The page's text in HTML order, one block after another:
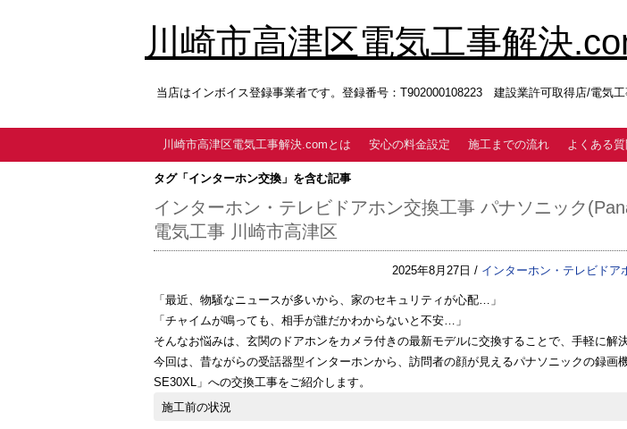
川崎市高津区電気工事解決
当店はインボイス登録事業者です。登録番号：T902000108223 建設業許可取得店/電気
川崎市高津区電気工事解決.comとは 安心の料金設定 施工までの流れ よくある質
タグ「インターホン交換」を含む記事
インターホン・テレビドアホン交換工事 パナソニック
電気工事 川崎市高津区
2025年8月27日 / インターホン・テレビドア
「最近、物騒なニュースが多いから、家のセキュリティが心配…」
「チャイムが鳴っても、相手が誰だかわからないと不安…」
そんなお悩みは、玄関のドアホンをカメラ付きの最新モデルに交換することで、手軽に解
今回は、昔ながらの受話器型インターホンから、訪問者の顔が見えるパナソニックの録画
SE30XL」への交換工事をご紹介します。
施工前の状況